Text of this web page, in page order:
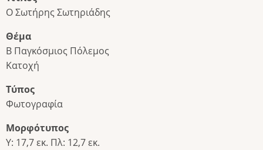
O Σωτήρης Σωτηριάδης
Θέμα
Β Παγκόσμιος Πόλεμος
Κατοχή
Τύπος
Φωτογραφία
Μορφότυπος
Υ: 17,7 εκ. Πλ: 12,7 εκ.